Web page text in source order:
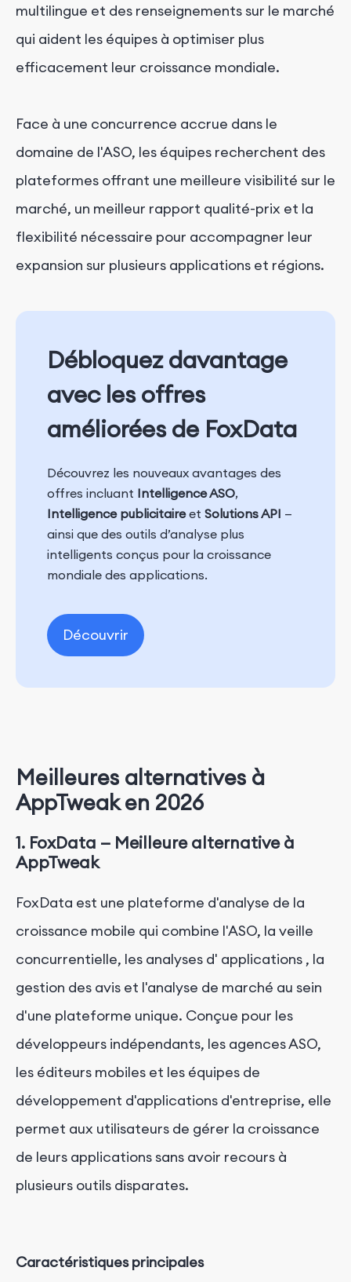
multilingue et des renseignements sur le marché
qui aident les équipes à optimiser plus
efficacement leur croissance mondiale.
Face à une concurrence accrue dans le
domaine de l'ASO, les équipes recherchent des
plateformes offrant une meilleure visibilité sur le
marché, un meilleur rapport qualité-prix et la
flexibilité nécessaire pour accompagner leur
expansion sur plusieurs applications et régions.
Débloquez davantage
avec les offres
améliorées de FoxData
Découvrez les nouveaux avantages des
offres incluant Intelligence ASO,
Intelligence publicitaireet Solutions API —
ainsi que des outils d’analyse plus
intelligents conçus pour la croissance
mondiale des applications.
Découvrir
Meilleures alternatives à
AppTweak en 2026
1. FoxData — Meilleure alternative à
AppTweak
FoxData est une plateforme d'analyse de la
croissance mobile qui combine l'ASO, la veille
concurrentielle, les analyses d' applications , la
gestion des avis et l'analyse de marché au sein
d'une plateforme unique. Conçue pour les
développeurs indépendants, les agences ASO,
les éditeurs mobiles et les équipes de
développement d'applications d'entreprise, elle
permet aux utilisateurs de gérer la croissance
de leurs applications sans avoir recours à
plusieurs outils disparates.
Caractéristiques principales